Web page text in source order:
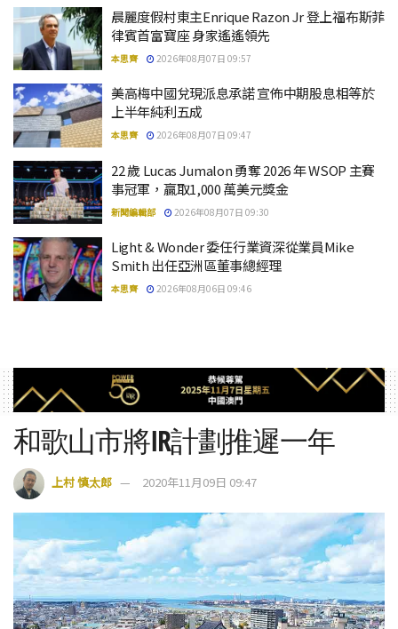
晨麗度假村東主Enrique Razon Jr 登上福布斯菲
律賓首富寶座 身家遙遙領先
本思齊 2026年08月07日 09:57
美高梅中國兌現派息承諾 宣佈中期股息相等於
上半年純利五成
本思齊 2026年08月07日 09:47
22 歲 Lucas Jumalon 勇奪 2026 年 WSOP 主賽
事冠軍，贏取1,000 萬美元獎金
新聞編輯部 2026年08月07日 09:30
Light & Wonder 委任行業資深從業員Mike
Smith 出任亞洲區董事總經理
本思齊 2026年08月06日 09:46
和歌山市將IR計劃推遲一年
上村 慎太郎 2020年11月09日 09:47